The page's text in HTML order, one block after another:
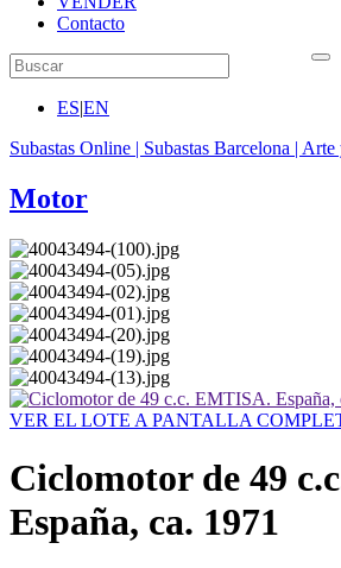
Contacto
ES|EN
Subastas Online | Subastas Barcelona |
Motor
VER EL LOTE A PANTALLA
Ciclomotor de 49
España, ca. 1971